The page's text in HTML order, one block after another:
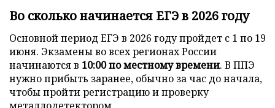
Во сколько начинается ЕГЭ в 2026 году
Основной период ЕГЭ в 2026 году пройдет с 1 по 19
июня. Экзамены во всех регионах России
начинаются в 10:00 по местному времени. В ППЭ
нужно прибыть заранее, обычно за час до начала,
чтобы пройти регистрацию и проверку